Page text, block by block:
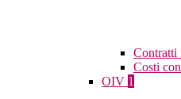
Contratti
Costi
OIV 1